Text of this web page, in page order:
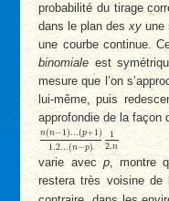
probabilité du tirage
dans le plan desxy une
une courbe continue.
binomialeest
mesure que l’on
lui-même, puis
approfondie de la façon
n(n−1)...(p+1)
1.2...(n−p)
1
2.n
n(n −1 )...( p+ 1 )1.2...( −
varie avec p, montre
restera très voisine de